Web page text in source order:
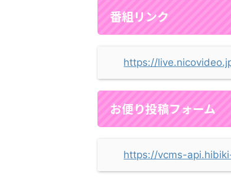
番組リンク
https://
お便り投稿フォーム
https://vcms-